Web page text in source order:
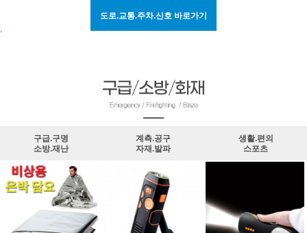
도로.교통.주차.신호 바로가기
.
구급.구명
소방.재난
계측.공구
자재.발파
생활.편의
스포츠